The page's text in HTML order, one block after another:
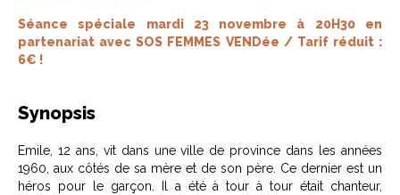
Séance spéciale mardi 23 novembre à 20H30 en
partenariat avec SOS FEMMES VENDée / Tarif réduit :
6€ !
Synopsis
Emile, 12 ans, vit dans une ville de province dans les années
1960, aux côtés de sa mère et de son père. Ce dernier est un
héros pour le garçon. Il a été à tour à tour était chanteur,